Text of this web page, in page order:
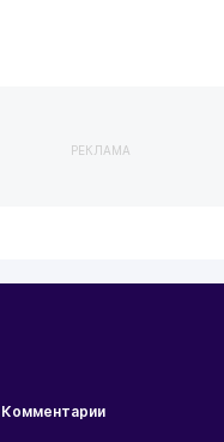
РЕКЛАМА
Комментарии